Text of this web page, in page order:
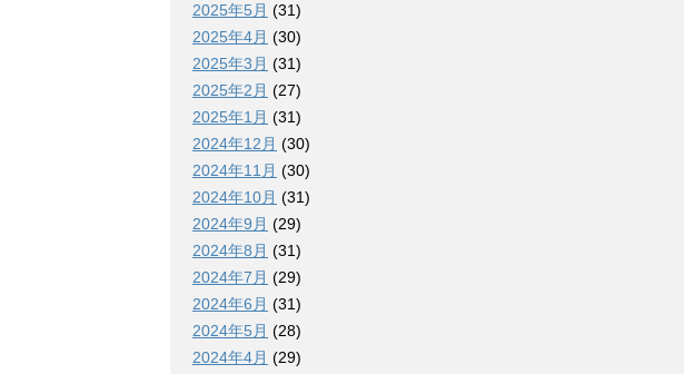
2025年5月 (31)
2025年4月 (30)
2025年3月 (31)
2025年2月 (27)
2025年1月 (31)
2024年12月 (30)
2024年11月 (30)
2024年10月 (31)
2024年9月 (29)
2024年8月 (31)
2024年7月 (29)
2024年6月 (31)
2024年5月 (28)
2024年4月 (29)